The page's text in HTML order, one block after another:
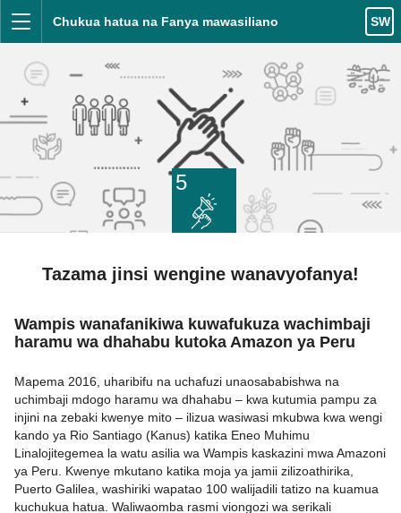
Chukua hatua na Fanya mawasiliano SW
5
Tazama jinsi wengine wanavyofanya!
Wampis wanafanikiwa kuwafukuza wachimbaji
haramu wa dhahabu kutoka Amazon ya Peru
Mapema 2016, uharibifu na uchafuzi unaosababishwa na
uchimbaji mdogo haramu wa dhahabu – kwa kutumia pampu za
injini na zebaki kwenye mito – ilizua wasiwasi mkubwa kwa wengi
kando ya Rio Santiago (Kanus) katika Eneo Muhimu
Linalojitegemea la watu asilia wa Wampis kaskazini mwa Amazoni
ya Peru. Kwenye mkutano katika moja ya jamii zilizoathirika,
Puerto Galilea, washiriki wapatao 100 walijadili tatizo na kuamua
kuchukua hatua. Waliwaomba rasmi viongozi wa serikali